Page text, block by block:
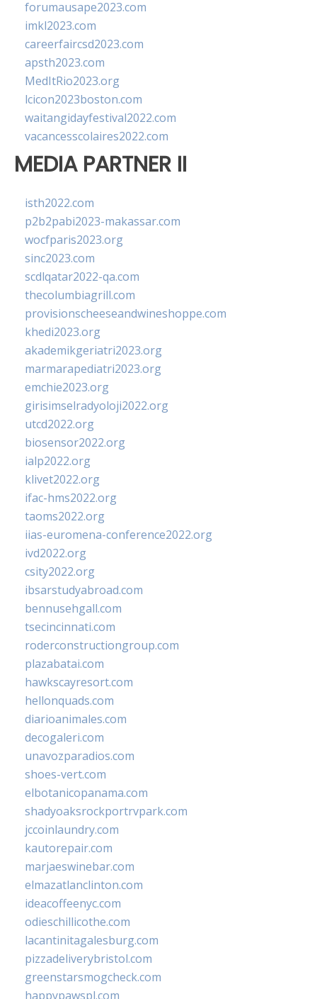
forumausape2023.com
imkl2023.com
careerfaircsd2023.com
apsth2023.com
MedItRio2023.org
lcicon2023boston.com
waitangidayfestival2022.com
vacancesscolaires2022.com
MEDIA PARTNER II
isth2022.com
p2b2pabi2023-makassar.com
wocfparis2023.org
sinc2023.com
scdlqatar2022-qa.com
thecolumbiagrill.com
provisionscheeseandwineshoppe.com
khedi2023.org
akademikgeriatri2023.org
marmarapediatri2023.org
emchie2023.org
girisimselradyoloji2022.org
utcd2022.org
biosensor2022.org
ialp2022.org
klivet2022.org
ifac-hms2022.org
taoms2022.org
iias-euromena-conference2022.org
ivd2022.org
csity2022.org
ibsarstudyabroad.com
bennusehgall.com
tsecincinnati.com
roderconstructiongroup.com
plazabatai.com
hawkscayresort.com
hellonquads.com
diarioanimales.com
decogaleri.com
unavozparadios.com
shoes-vert.com
elbotanicopanama.com
shadyoaksrockportrvpark.com
jccoinlaundry.com
kautorepair.com
marjaeswinebar.com
elmazatlanclinton.com
ideacoffeenyc.com
odieschillicothe.com
lacantinitagalesburg.com
pizzadeliverybristol.com
greenstarsmogcheck.com
happypawspl.com